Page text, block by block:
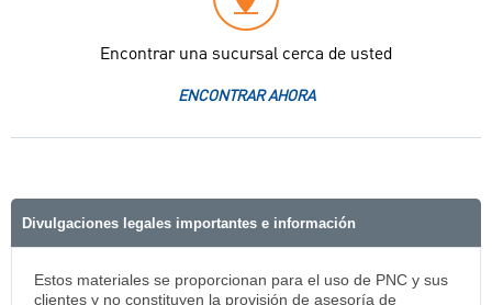
Encontrar una sucursal cerca de usted
ENCONTRAR AHORA
Divulgaciones legales importantes e información
Estos materiales se proporcionan para el uso de PNC y sus
clientes y no constituyen la provisión de asesoría de